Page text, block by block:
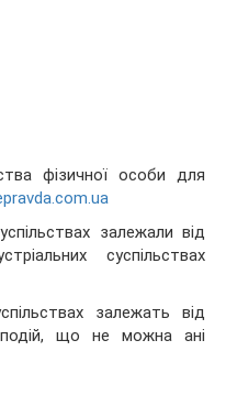
фізичної особи для
залежали від
суспільствах
залежать від
що не можна ані